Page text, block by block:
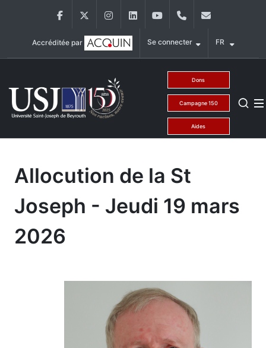
FacebookTwitter InstagramLinkedInYouTube+9611421000
Accréditée par Se connecter FR
Dons
Campagne 150
Aides
Allocution de la St
Joseph - Jeudi 19 mars
2026